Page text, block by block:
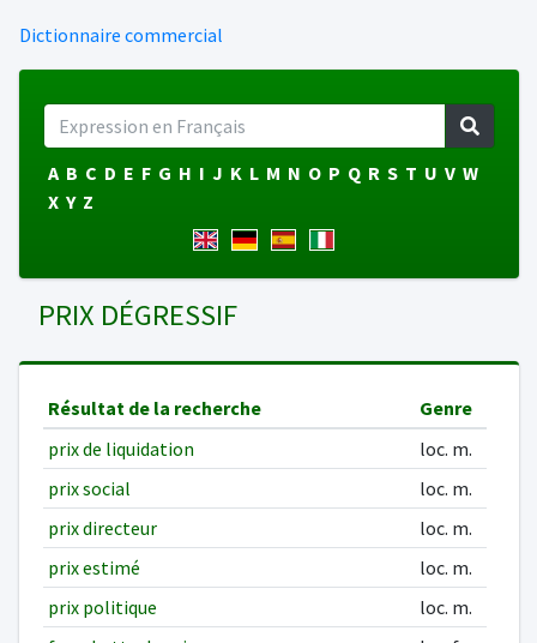
Dictionnaire commercial
A B C D E F G H I J K L M N O P Q R S T U V W
X Y Z
PRIX DÉGRESSIF
Résultat de la recherche
Genre
prix de liquidation
loc. m.
prix social
loc. m.
prix directeur
loc. m.
prix estimé
loc. m.
prix politique
loc. m.